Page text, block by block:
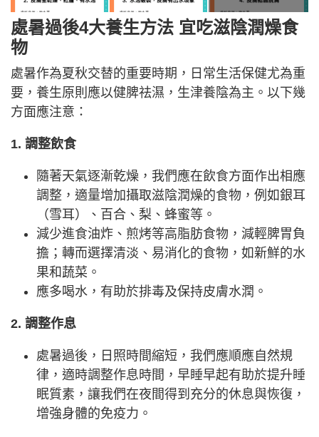
處暑過後4大養生方法 宜吃滋陰潤燥食
物
處暑作為夏秋交替的重要時期，日常生活保健尤為重
要，養生原則應以健脾祛濕，生津養陰為主。以下幾
方面應注意：
1. 調整飲食
隨著天氣逐漸乾燥，我們應在飲食方面作出相應
調整，適量增加攝取滋陰潤燥的食物，例如銀耳
（雪耳）、百合、梨、蜂蜜等。
減少進食油炸、煎烤等高脂肪食物，減輕脾胃負
擔；轉而選擇清淡、易消化的食物，如新鮮的水
果和蔬菜。
應多喝水，有助於排毒及保持皮膚水潤。
2. 調整作息
處暑過後，日照時間縮短，我們應順應自然規
律，適時調整作息時間，早睡早起有助於提升睡
眠質素，讓我們在夜間得到充分的休息與恢復，
增強身體的免疫力。